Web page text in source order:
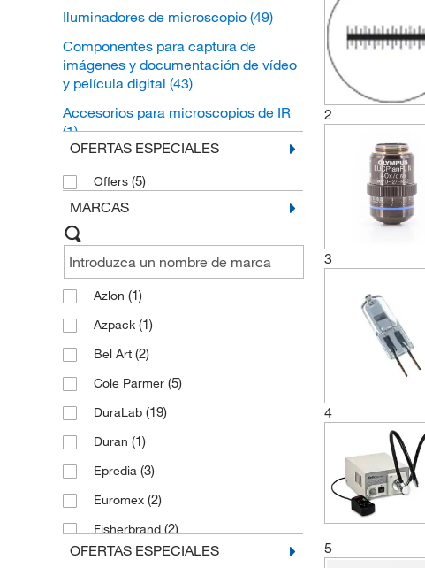
Iluminadores de microscopio (49)
Componentes para captura de
imágenes y documentación de vídeo
y película digital (43)
Accesorios para microscopios de IR
(1)
(1)
Repuestos para microscopios
OFERTAS ESPECIALES
Offers (5)
MARCAS
Azlon (1)
Azpack (1)
Bel Art (2)
Cole Parmer (5)
DuraLab (19)
Duran (1)
Epredia (3)
Euromex (2)
Fisherbrand (2)
Fluka(1)
OFERTAS ESPECIALES
2
3
4
5